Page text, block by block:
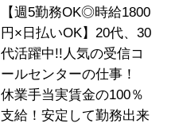
【週5勤務OK◎時給1800
円×日払いOK】20代、30
代活躍中!!人気の受信コ
ールセンターの仕事！
休業手当実賃金の100％
支給！安定して勤務出来